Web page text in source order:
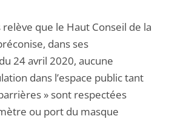
que le Haut Conseil de la
dans ses
24 avril 2020, aucune
dans l’espace public tant
» sont respectées
ou port du masque